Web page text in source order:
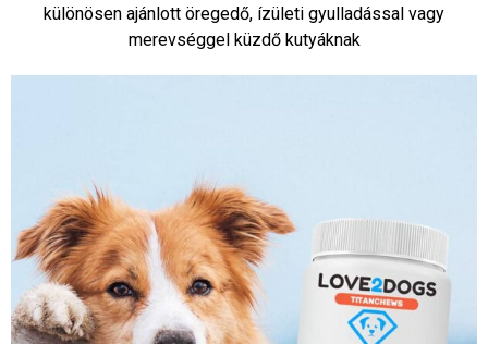
különösen ajánlott öregedő, ízületi gyulladással vagy
merevséggel küzdő kutyáknak